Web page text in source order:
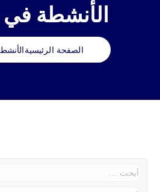
الأنشطة
الصفحة الرئيسية